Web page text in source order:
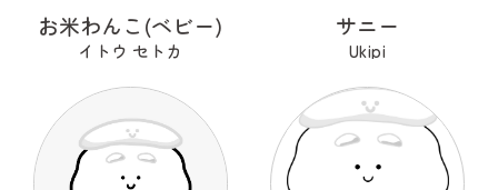
お米わんこ(ベビー)
イトウ セトカ
サニー
Ukipi